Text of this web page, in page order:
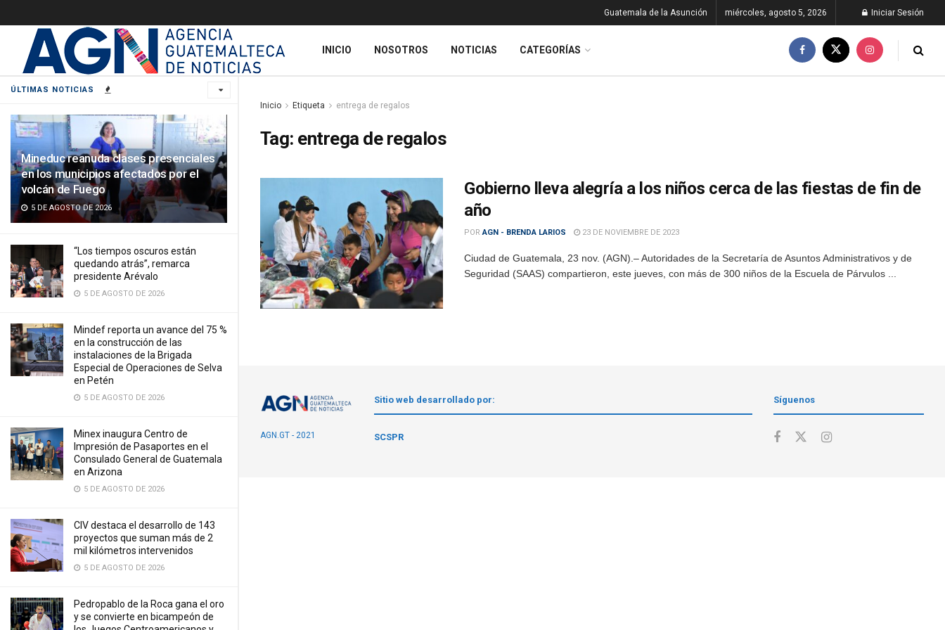
ÚLTIMAS NOTICIAS
Mineduc reanuda clases presenciales
en los municipios afectados por el
volcán de Fuego
5 DE AGOSTO DE 2026
“Los tiempos oscuros están
quedando atrás”, remarca
presidente Arévalo
5 DE AGOSTO DE 2026
Mindef reporta un avance del 75 %
en la construcción de las
instalaciones de la Brigada
Especial de Operaciones de Selva
en Petén
5 DE AGOSTO DE 2026
Minex inaugura Centro de
Impresión de Pasaportes en el
Consulado General de Guatemala
en Arizona
5 DE AGOSTO DE 2026
CIV destaca el desarrollo de 143
proyectos que suman más de 2
mil kilómetros intervenidos
5 DE AGOSTO DE 2026
Pedropablo de la Roca gana el oro
y se convierte en bicampeón de
Guatemala de la Asunción miércoles, agosto 5, 2026 Iniciar Sesión
INICIO NOSOTROS NOTICIAS CATEGORÍAS
Inicio Etiqueta entrega de regalos
Tag: entrega de regalos
Gobierno lleva alegría a los niños cerca de las fiestas de fin de
año
POR AGN - BRENDA LARIOS 23 DE NOVIEMBRE DE 2023
Ciudad de Guatemala, 23 nov. (AGN).– Autoridades de la Secretaría de Asuntos Administrativos y de
Seguridad (SAAS) compartieron, este jueves, con más de 300 niños de la Escuela de Párvulos ...
AGN.GT - 2021
Sitio web desarrollado por:
SCSPR
Síguenos